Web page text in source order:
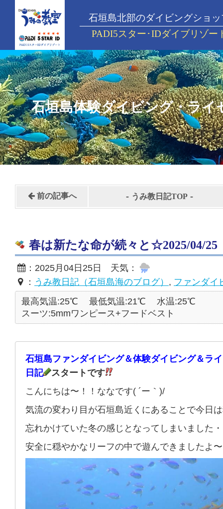
石垣島北部のダイビングショッ
PADI5スター･IDダイブリゾー
石垣島体験ダイビング・ライ
前の記事へ - うみ教日記TOP -
春は新たな命が続々と☆2025/04/25
：2025月04日25日 天気：
： うみ教日記（石垣島海のブログ） , ファンダイ
最高気温:25℃
最低気温:21℃
水温:25℃
スーツ:5mmワンピース+フードベスト
石垣島ファンダイビング＆体験ダイビング＆ラ
日記
スタートです
こんにちは〜！！ななです( ´ー｀)/
気流の変わり目が石垣島近くにあることで今日
忘れかけていた冬の感じとなってしまいました
安全に穏やかなリーフの中で遊んできましたよ〜